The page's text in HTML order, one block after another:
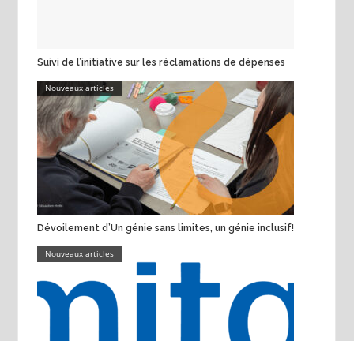
Suivi de l’initiative sur les réclamations de dépenses
Nouveaux articles
Dévoilement d’Un génie sans limites, un génie inclusif!
Nouveaux articles